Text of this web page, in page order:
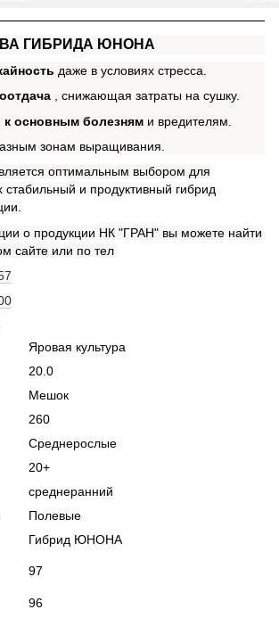
ГИБРИДА ЮНОНА
даже в условиях стресса.
, снижающая затраты на сушку.
к основным болезням и вредителям.
зонам выращивания.
оптимальным выбором для
и продуктивный гибрид
о продукции НК "ГРАН" вы можете найти
сайте или по тел
Яровая культура
20.0
Мешок
260
Среднерослые
20+
среднеранний
Полевые
Гибрид ЮНОНА
97
96